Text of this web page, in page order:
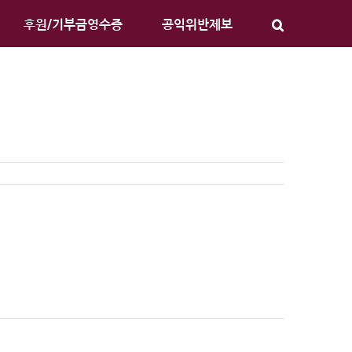
후원/기부금영수증 공익위반제보